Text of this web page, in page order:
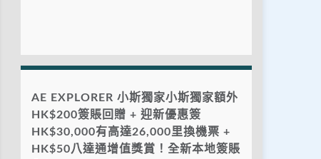
AE EXPLORER 小斯獨家小斯獨家額外
HK$200簽賬回贈 + 迎新優惠簽
HK$30,000有高達26,000里換機票 +
HK$50八達通增值獎賞！全新本地簽賬